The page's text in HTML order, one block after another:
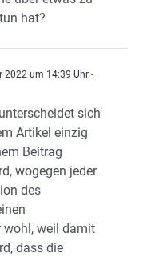
hat?
2022 um 14:39 Uhr -
sich
Artikel einzig
Beitrag
wogegen jeder
des
wohl, weil damit
dass die